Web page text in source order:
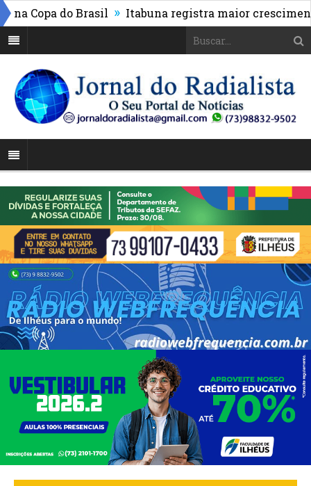
do Brasil » Itabuna registra maior crescimento do